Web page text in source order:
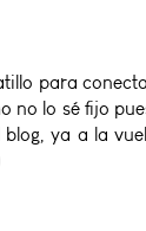
para
no lo sé fijo
ya a la